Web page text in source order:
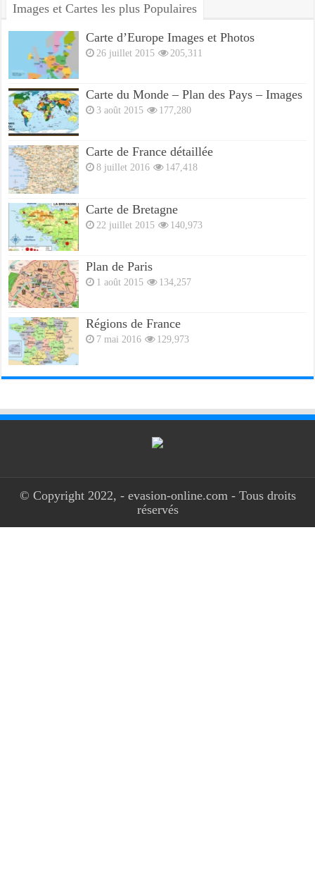
Images et Cartes les plus Populaires
Carte d’Europe Images et Photos
26 juillet 2015 205,311
Carte du Monde – Plan des Pays – Images
3 août 2015 177,280
Carte de France détaillée
8 juillet 2016 147,418
Carte de Bretagne
22 juillet 2015 140,973
Plan de Paris
1 août 2015 134,257
Régions de France
7 mai 2016 129,973
© Copyright 2022, - evasion-online.com - Tous droits
réservés